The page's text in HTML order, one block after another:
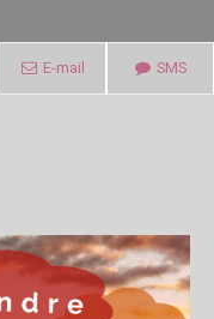
E-mail SMS